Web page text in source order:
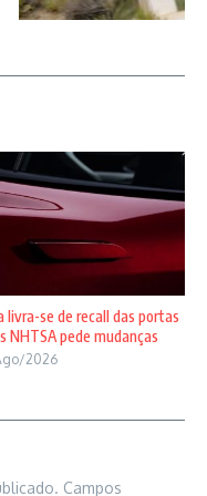
livra-se de recall das portas
NHTSA pede mudanças
2026
Campos